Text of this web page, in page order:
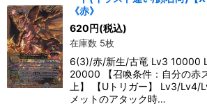
《赤》
620 円(税込)
在庫数 5枚
6(3)/赤/新生/古竜 Lv3 10000
20000 【召喚条件：自分の赤
上】 【Uトリガー】 Lv3/Lv4/
メットのアタック時…